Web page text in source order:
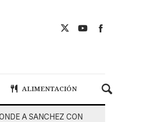
ALIMENTACIÓN
A SANCHEZ CON DUREZA